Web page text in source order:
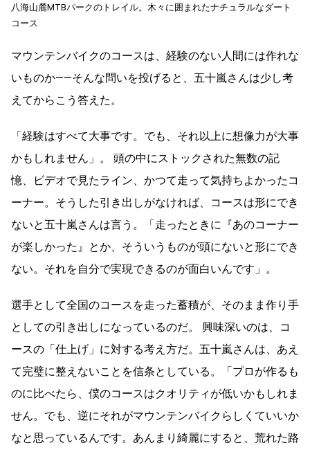
八海山麓MTBパークのトレイル。木々に囲まれたナチュラルなダート
コース
マウンテンバイクのコースは、経験のない人間には作れな
いものか——そんな問いを投げると、五十嵐さんは少し考
えてからこう答えた。
「経験はすべて大事です。でも、それ以上に想像力が大事
かもしれません」。 頭の中にストックされた無数の記
憶、ビデオで見たライン、かつて走って気持ちよかったコ
ーナー。そうした引き出しがなければ、コースは形にでき
ないと五十嵐さんは言う。「走ったときに『あのコーナー
が楽しかった』とか、そういうものが頭にないと形にでき
ない。それを自分で実現できるのが面白いんです」。
選手として全国のコースを走った蓄積が、そのまま作り手
としての引き出しになっているのだ。 興味深いのは、コ
ースの「仕上げ」に対する考え方だ。五十嵐さんは、あえ
て完璧に整えないことを信条としている。「プロが作るも
のに比べたら、僕のコースはクオリティが低いかもしれま
せん。でも、逆にそれがマウンテンバイクらしくていいか
なと思っているんです。あんまり綺麗にすると、荒れた路